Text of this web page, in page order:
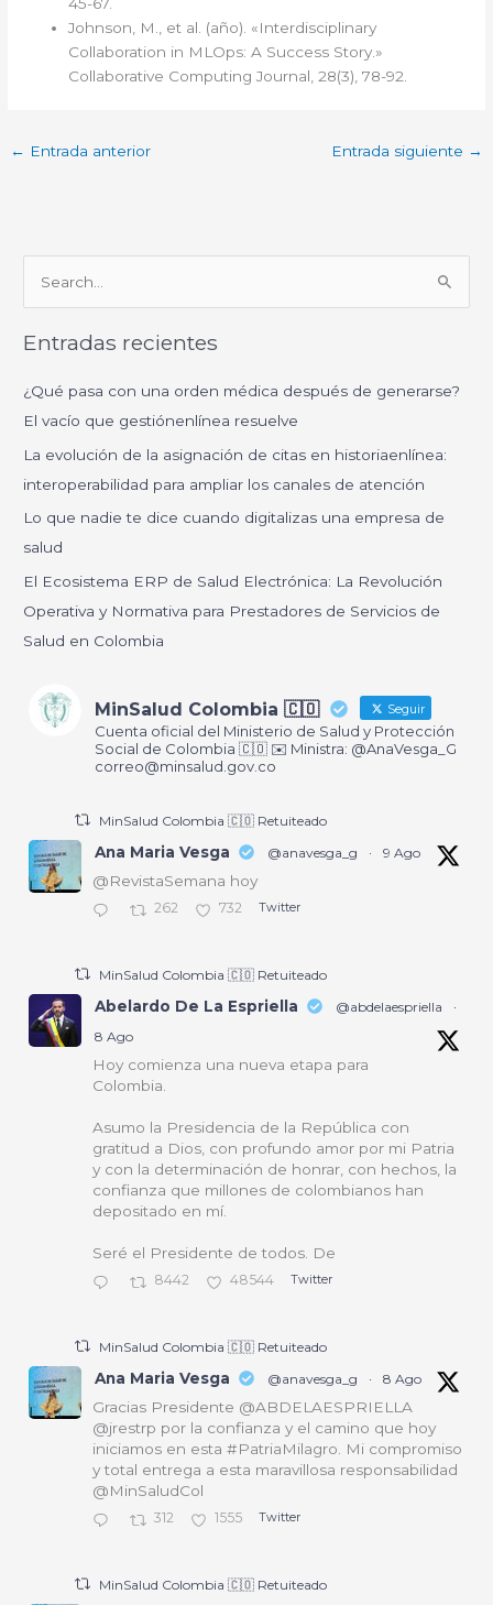
Johnson, M., et al. (año). «Interdisciplinary
Collaboration in MLOps: A Success Story.»
Collaborative Computing Journal, 28(3), 78-92.
← Entrada anterior Entrada siguiente →
s
p
o
r
:
Entradas recientes
¿Qué pasa con una orden médica después de generarse?
El vacío que gestiónenlínea resuelve
La evolución de la asignación de citas en historiaenlínea:
interoperabilidad para ampliar los canales de atención
Lo que nadie te dice cuando digitalizas una empresa de
salud
El Ecosistema ERP de Salud Electrónica: La Revolución
Operativa y Normativa para Prestadores de Servicios de
Salud en Colombia
MinSalud Colombia 🇨🇴 Seguir
Cuenta oficial del Ministerio de Salud y Protección
Social de Colombia 🇨🇴 ✉️ Ministra: @AnaVesga_G
correo@minsalud.gov.co
MinSalud Colombia 🇨🇴 Retuiteado
Ana Maria Vesga @anavesga_g · 9 Ago
@RevistaSemana hoy
262 732 Twitter
MinSalud Colombia 🇨🇴 Retuiteado
Abelardo De La Espriella @abdelaespriella
·
8 Ago
Hoy comienza una nueva etapa para
Colombia.
Asumo la Presidencia de la República con
gratitud a Dios, con profundo amor por mi Patria
y con la determinación de honrar, con hechos, la
confianza que millones de colombianos han
depositado en mí.
Seré el Presidente de todos. De
8442 48544 Twitter
MinSalud Colombia 🇨🇴 Retuiteado
Ana Maria Vesga @anavesga_g · 8 Ago
Gracias Presidente @ABDELAESPRIELLA
@jrestrp por la confianza y el camino que hoy
iniciamos en esta #PatriaMilagro. Mi compromiso
y total entrega a esta maravillosa responsabilidad
@MinSaludCol
312 1555 Twitter
MinSalud Colombia 🇨🇴 Retuiteado